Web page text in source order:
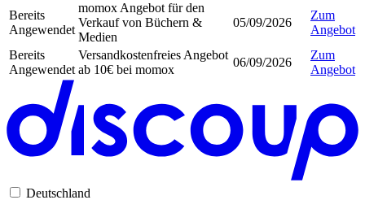
Bereits
Angewendet
momox Angebot für den
Verkauf von Büchern &
Medien
05/09/2026
Zum
Angebot
Bereits
Angewendet
Versandkostenfreies Angebot
ab 10€ bei momox
06/09/2026
Zum
Angebot
Deutschland